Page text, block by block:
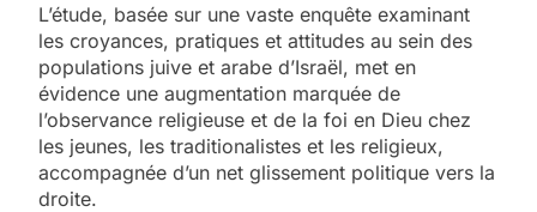
L’étude, basée sur une vaste enquête examinant
les croyances, pratiques et attitudes au sein des
populations juive et arabe d’Israël, met en
évidence une augmentation marquée de
l’observance religieuse et de la foi en Dieu chez
les jeunes, les traditionalistes et les religieux,
accompagnée d’un net glissement politique vers la
droite.